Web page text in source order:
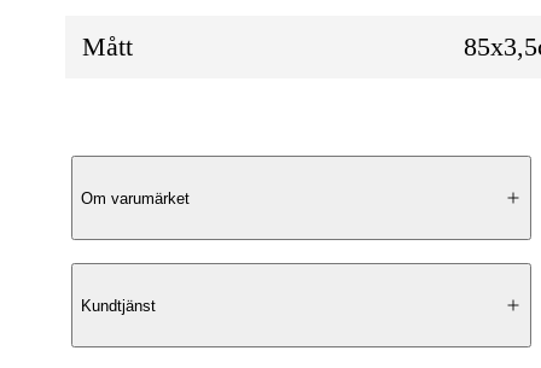
Mått
Produktbeskrivning
Klassisk och mångsidig stil
Om varumärket
Kundtjänst